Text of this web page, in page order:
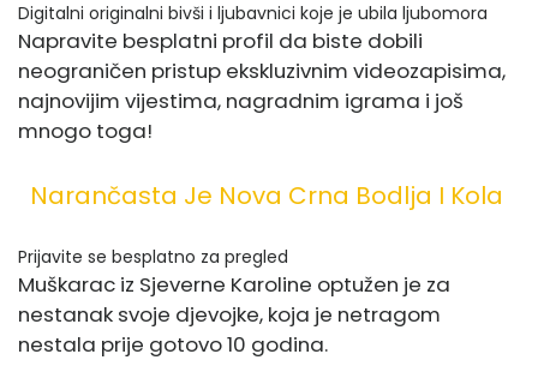
Digitalni originalni bivši i ljubavnici koje je ubila ljubomora
Napravite besplatni profil da biste dobili
neograničen pristup ekskluzivnim videozapisima,
najnovijim vijestima, nagradnim igrama i još
mnogo toga!
Narančasta Je Nova Crna Bodlja I Kola
Prijavite se besplatno za pregled
Muškarac iz Sjeverne Karoline optužen je za
nestanak svoje djevojke, koja je netragom
nestala prije gotovo 10 godina.